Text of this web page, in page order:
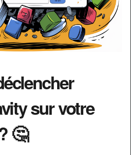
sur votre
🤔